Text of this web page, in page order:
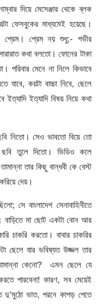
দিয়ে মেসেঞ্জার থেকে ব্লক
ফেসবুকের মাধ্যমেই হয়েছে।
প্রেম। প্রেম নয় শুধু;- গভীর
কথা বলতো। ফোনের টাকা
পরিবার মেনে না নিলে কিভাবে
যাবে, কয়টা বাচ্চা নিবে, ছেলে
ইত্যাদি ইত্যাদি বিষয় নিয়ে কথা
নিতো। সেও ভাবতো বিয়ে তো
তুলে দিতো। ভিডিও কলে
তার কিছু বান্ধবী কে বেস্ট
দেয়।
সে বাংলাদেশ সেনাবাহিনীতে
বাড়িতে মা ছোট একটা বোন আর
চাকরি করতো। বাবার চাকরির
ছেলে যার ভবিষ্যত উজ্জল তার
কেনো? এমন ছেলে যে
পারবেনা! কারণ, সব মেয়েই
ভাত, পরনে কাপড় পেতে